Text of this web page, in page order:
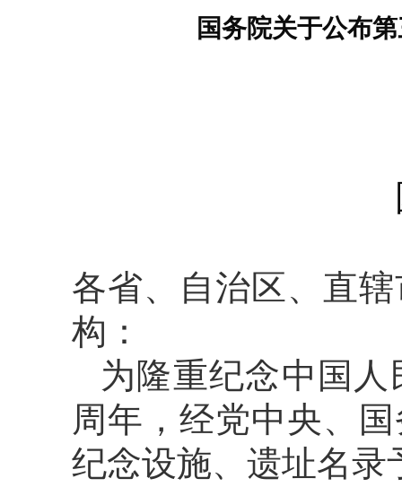
国务院关于公布
各省、自治区、直
构：
为隆重纪念中国
周年，经党中央、
纪念设施、遗址名录